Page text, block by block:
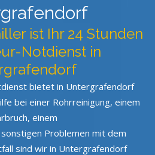
ist Ihr 24 Stunden
Notdienst in
bietet in Untergrafendorf
bei einer Rohrreinigung, einem
einem
Problemen mit dem
sind wir in Untergrafendorf